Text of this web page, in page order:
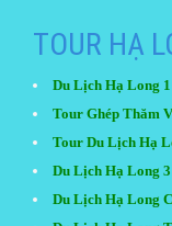
TOUR HẠ
Du Lịch Hạ Long
Tour Ghép Thăm
Tour Du Lịch Hạ
Du Lịch Hạ Long
Du Lịch Hạ Long